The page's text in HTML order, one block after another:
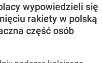
wypowiedzieli się
rakiety w polską
część osób